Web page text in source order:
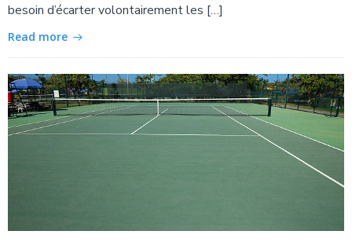
besoin d’écarter volontairement les […]
Read more